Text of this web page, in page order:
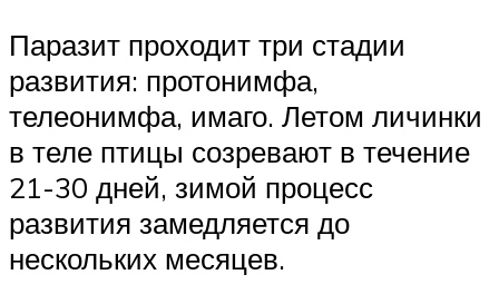
Паразит проходит три стадии
развития: протонимфа,
телеонимфа, имаго. Летом личинки
в теле птицы созревают в течение
21-30 дней, зимой процесс
развития замедляется до
нескольких месяцев.